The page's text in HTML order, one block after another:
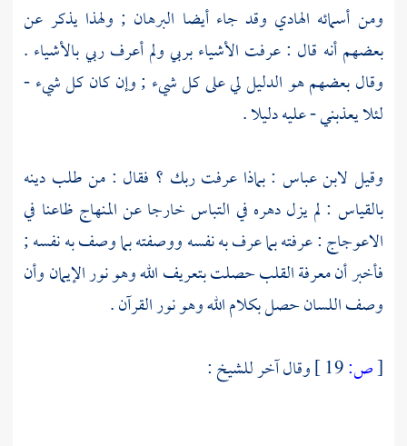
ومن أسمائه الهادي وقد جاء أيضا البرهان ; ولهذا يذكر عن
بعضهم أنه قال : عرفت الأشياء بربي ولم أعرف ربي بالأشياء .
وقال بعضهم هو الدليل لي على كل شيء ; وإن كان كل شيء -
لئلا يعذبني - عليه دليلا .
وقيل لابن عباس : بماذا عرفت ربك ؟ فقال : من طلب دينه
بالقياس : لم يزل دهره في التباس خارجا عن المنهاج ظاعنا في
الاعوجاج : عرفته بما عرف به نفسه ووصفته بما وصف به نفسه ;
فأخبر أن معرفة القلب حصلت بتعريف الله وهو نور الإيمان وأن
وصف اللسان حصل بكلام الله وهو نور القرآن .
[ص: وقال آخر للشيخ :